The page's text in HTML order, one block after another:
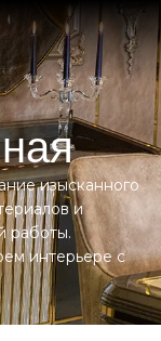
изысканного
и
работы.
интерьере с